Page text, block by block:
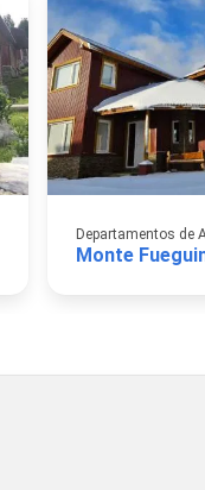
Departamentos de